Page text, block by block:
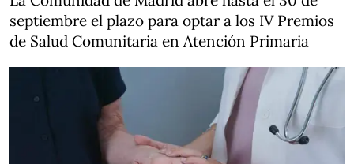
septiembre el plazo para optar a los IV Premios
de Salud Comunitaria en Atención Primaria